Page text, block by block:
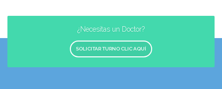
¿Necesitas un Doctor?
SOLICITAR TURNO CLIC AQUÍ